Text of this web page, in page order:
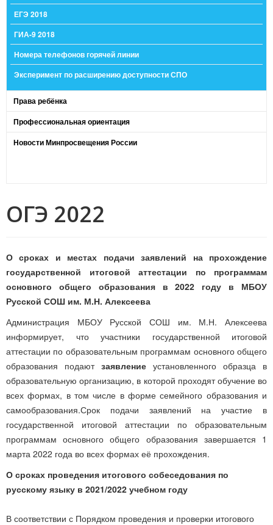
ЕГЭ 2018
ГИА-9 2018
Номера телефонов горячей линии
Эксперимент по расширению доступности СПО
Права ребёнка
Профессиональная ориентация
Новости Минпросвещения России
ОГЭ 2022
О сроках и местах подачи заявлений на прохождение
государственной итоговой аттестации по программам
основного общего образования в 2022 году в МБОУ
Русской СОШ им. М.Н. Алексеева
Администрация МБОУ Русской СОШ им. М.Н. Алексеева
информирует, что участники государственной итоговой
аттестации по образовательным программам основного общего
образования подают заявление установленного образца в
образовательную организацию, в которой проходят обучение во
всех формах, в том числе в форме семейного образования и
самообразования.Срок подачи заявлений на участие в
государственной итоговой аттестации по образовательным
программам основного общего образования завершается 1
марта 2022 года во всех формах её прохождения.
О сроках проведения итогового собеседования по
русскому языку в 2021/2022 учебном году
В соответствии с Порядком проведения и проверки итогового